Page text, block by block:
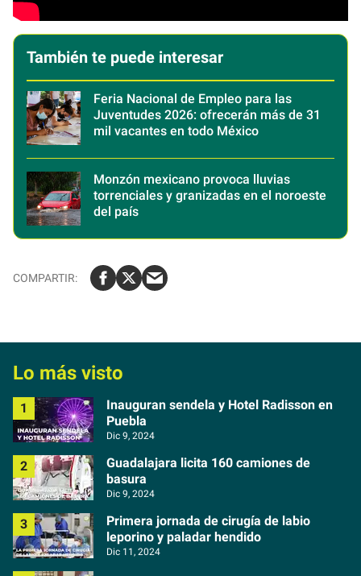
También te puede interesar
Feria Nacional de Empleo para las
Juventudes 2026: ofrecerán más de 31
mil vacantes en todo México
Monzón mexicano provoca lluvias
torrenciales y granizadas en el noroeste
del país
Lo más visto
Inauguran sendela y Hotel Radisson en
Puebla
Dic 9, 2024
Guadalajara licita 160 camiones de
basura
Dic 9, 2024
Primera jornada de cirugía de labio
leporino y paladar hendido
Dic 11, 2024